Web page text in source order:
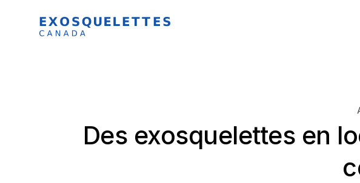
Des exosquelettes en